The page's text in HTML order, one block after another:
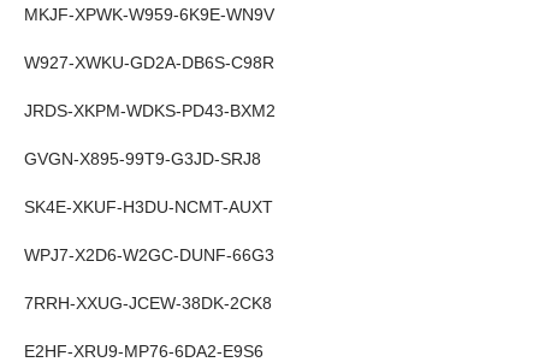
MKJF-XPWK-W959-6K9E-WN9V
W927-XWKU-GD2A-DB6S-C98R
JRDS-XKPM-WDKS-PD43-BXM2
GVGN-X895-99T9-G3JD-SRJ8
SK4E-XKUF-H3DU-NCMT-AUXT
WPJ7-X2D6-W2GC-DUNF-66G3
7RRH-XXUG-JCEW-38DK-2CK8
E2HF-XRU9-MP76-6DA2-E9S6